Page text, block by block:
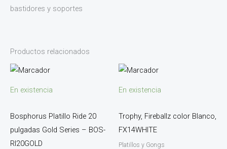
bastidores y soportes
Productos relacionados
En existencia
Bosphorus Platillo Ride 20
pulgadas Gold Series – BOS-
RI20GOLD
En existencia
Trophy, Fireballz color Blanco,
FX14WHITE
Platillos y Gongs